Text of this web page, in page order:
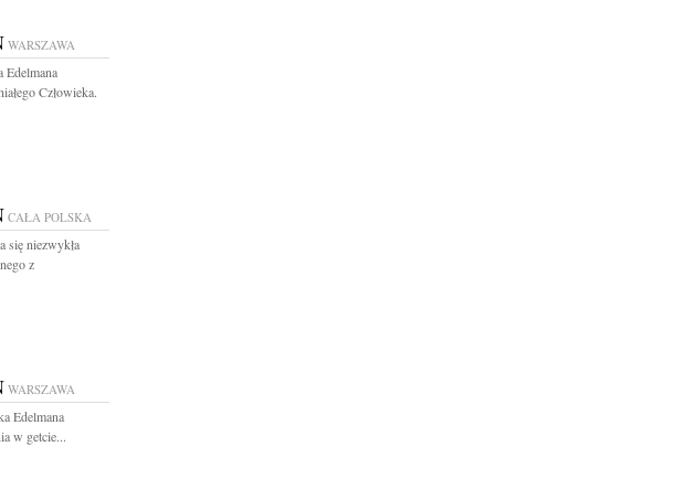
WARSZAWA
Edelmana
Człowieka.
CAŁA POLSKA
się niezwykła
z
WARSZAWA
Edelmana
w getcie...